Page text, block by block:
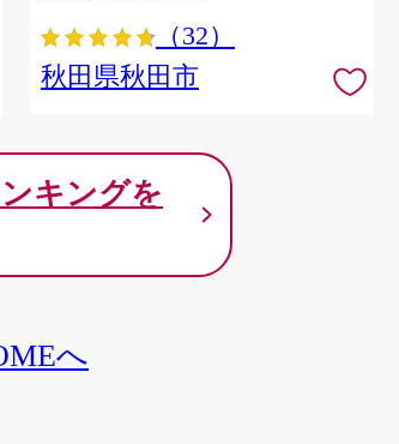
（32）
秋田県秋田市
キングを
へ